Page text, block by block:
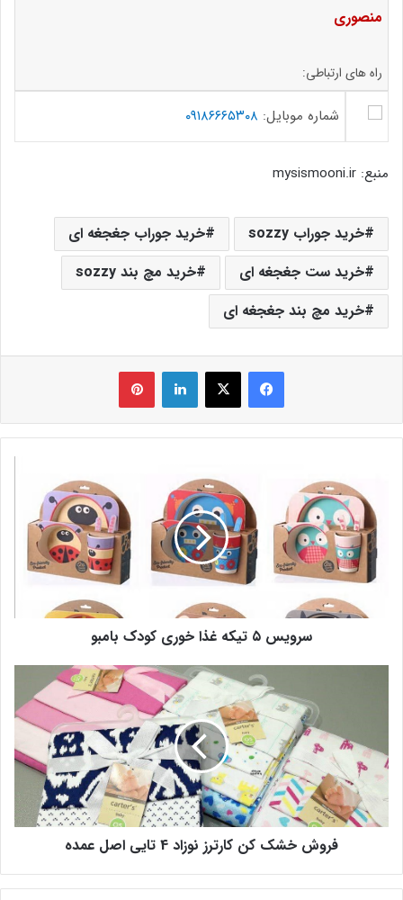
منصوری
راه های ارتباطی:
شماره موبایل: ۰۹۱۸۶۶۶۵۳۰۸
منبع: mysismooni.ir
خرید جوراب sozzy
خرید جوراب جغجغه ای
خرید ست جغجغه ای
خرید مچ بند sozzy
خرید مچ بند جغجغه ای
فیس بوک X لینکدین ‫پین‌ترست
سرویس ۵ تیکه غذا خوری کودک بامبو
فروش خشک کن کارترز نوزاد 4 تایی اصل عمده